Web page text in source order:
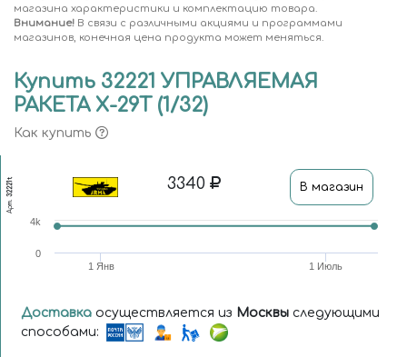
магазина характеристики и комплектацию товара.
Внимание! В связи с различными акциями и программами
магазинов, конечная цена продукта может меняться.
Купить 32221 УПРАВЛЯЕМАЯ
РАКЕТА Х-29Т (1/32)
Как купить
Арт.
32221t 3340 В магазин
1 Янв 1 Июль
0
4k
Доставка осуществляется из Москвы следующими
способами: